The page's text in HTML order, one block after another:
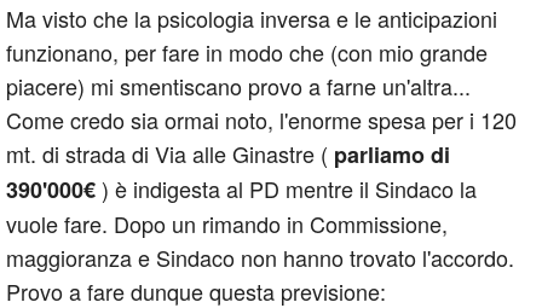
Ma visto che la psicologia inversa e le anticipazioni
funzionano, per fare in modo che (con mio grande
piacere) mi smentiscano provo a farne un'altra...
Come credo sia ormai noto, l'enorme spesa per i 120
mt. di strada di Via alle Ginastre ( parliamo di
390'000€ ) è indigesta al PD mentre il Sindaco la
vuole fare. Dopo un rimando in Commissione,
maggioranza e Sindaco non hanno trovato l'accordo.
Provo a fare dunque questa previsione: